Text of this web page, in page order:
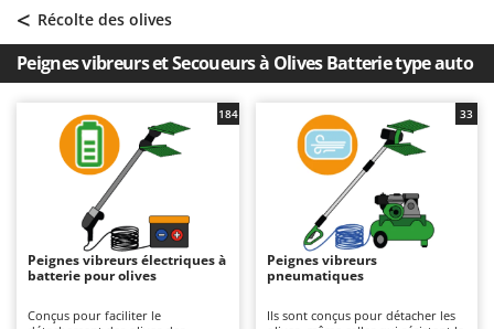
Accessoires pour tracteurs tondeuses autoportés
Aérateurs Scarificateurs pour gazon
Arracheuses de pommes de terre pour tracteur
Aspirateurs - Balais Électriques
Aspirateurs à cendres
Aspirateurs à feuilles sur roues
Aspirateurs de piscine
Aspirateurs Multifonctions
Atomiseurs agricoles pour tracteurs
Atomiseurs pour traitements
AgriEuro Premium
AgriEuro TOP-LINE
AGT
Aima
Airmec
AL-KO
ALA 2000
Alce
Alpina
Ama
< Récolte des olives
Peignes vibreurs et Secoueurs à Olives Batterie type auto
Peignes vibreurs électriques à
batterie pour olives
Conçus pour faciliter le
184
Peignes vibreurs
pneumatiques
Ils sont conçus pour détacher les
33